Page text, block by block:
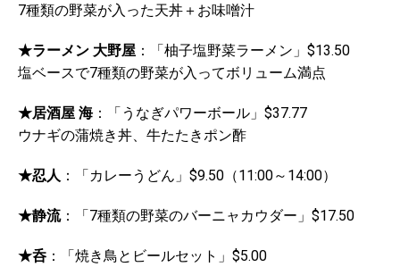
7種類の野菜が入った天丼＋お味噌汁
★ラーメン 大野屋 ：「柚子塩野菜ラーメン」$13.50
塩ベースで7種類の野菜が入ってボリューム満点
★居酒屋 海：「うなぎパワーボール」$37.77
ウナギの蒲焼き丼、牛たたきポン酢
★忍人 ：「カレーうどん」$9.50（11:00～14:00）
★静流：「7種類の野菜のバーニャカウダー」$17.50
★呑 ：「焼き鳥とビールセット」$5.00